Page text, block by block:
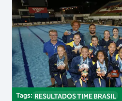
Tags: RESULTADOS TIME BRASIL